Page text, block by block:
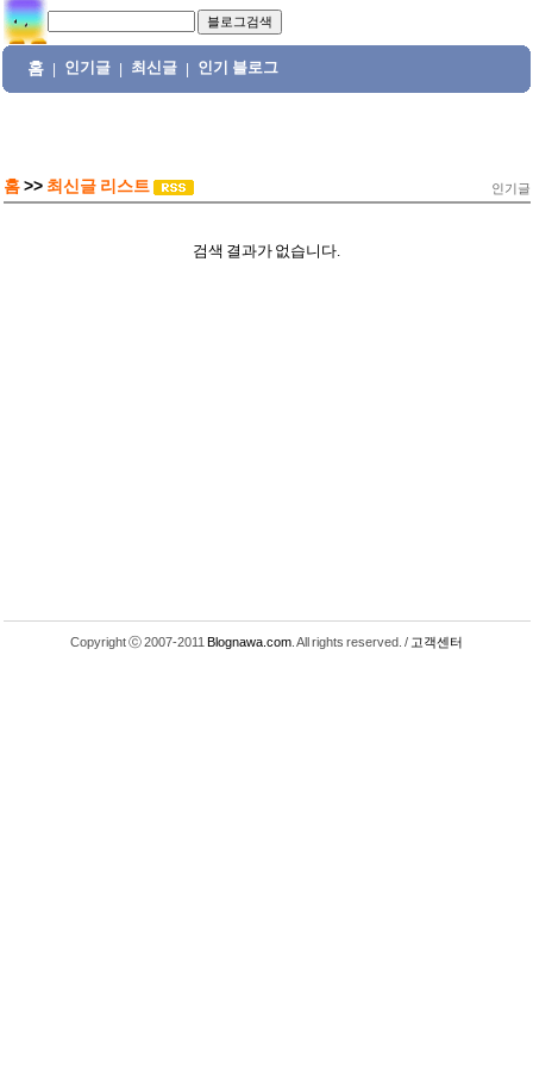
홈 인기글 최신글 인기 블로그
홈 >> 최신글 리스트 인기글
검색 결과가 없습니다.
Copyright ⓒ 2007-2011 Blognawa.com . All rights reserved. / 고객센터